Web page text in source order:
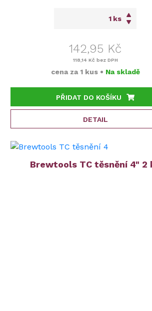
ks
142,95 Kč
118,14 Kč bez DPH
cena za 1 kus • Na skladě
PŘIDAT DO KOŠÍKU
DETAIL
Brewtools TC těsnění 4" 2